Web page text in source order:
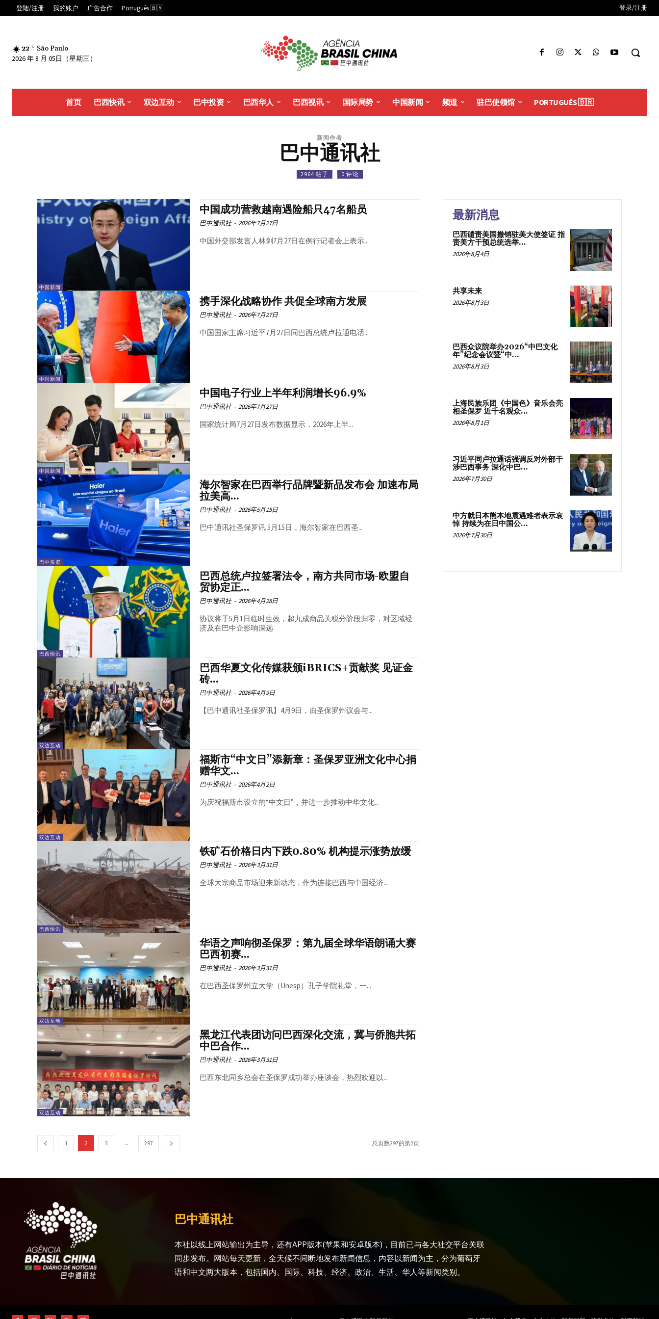
登陆/注册 我的账户 广告合作 Português 🇧🇷 登录/注册
22 C São Paulo
2026 年 8 月 05日（星期三）
首页 巴西快讯 双边互动 巴中投资 巴西华人 巴西视讯 国际局势 中国新闻 频道 驻巴使领馆 PORTUGUÊS 🇧🇷
新闻作者
巴中通讯社
2964 帖子 0 评论
中国新闻
中国成功营救越南遇险船只47名船员
巴中通讯社 - 2026年7月27日
中国外交部发言人林剑7月27日在例行记者会上表示...
中国新闻
携手深化战略协作 共促全球南方发展
巴中通讯社 - 2026年7月27日
中国国家主席习近平7月27日同巴西总统卢拉通电话...
中国新闻
中国电子行业上半年利润增长96.9%
巴中通讯社 - 2026年7月27日
国家统计局7月27日发布数据显示，2026年上半...
巴中投资
海尔智家在巴西举行品牌暨新品发布会 加速布局
拉美高...
巴中通讯社 - 2026年5月15日
巴中通讯社圣保罗讯 5月15日，海尔智家在巴西圣...
巴西快讯
巴西总统卢拉签署法令，南方共同市场-欧盟自
贸协定正...
巴中通讯社 - 2026年4月28日
协议将于5月1日临时生效，超九成商品关税分阶段归零，对区域经
济及在巴中企影响深远
双边互动
巴西华夏文化传媒获颁iBRICS+贡献奖 见证金
砖...
巴中通讯社 - 2026年4月9日
【巴中通讯社圣保罗讯】4月9日，由圣保罗州议会与...
双边互动
福斯市“中文日”添新章：圣保罗亚洲文化中心捐
赠华文...
巴中通讯社 - 2026年4月2日
为庆祝福斯市设立的“中文日”，并进一步推动中华文化...
巴西快讯
铁矿石价格日内下跌0.80% 机构提示涨势放缓
巴中通讯社 - 2026年3月31日
全球大宗商品市场迎来新动态，作为连接巴西与中国经济...
双边互动
华语之声响彻圣保罗：第九届全球华语朗诵大赛
巴西初赛...
巴中通讯社 - 2026年3月31日
在巴西圣保罗州立大学（Unesp）孔子学院礼堂，一...
双边互动
黑龙江代表团访问巴西深化交流，冀与侨胞共拓
中巴合作...
巴中通讯社 - 2026年3月31日
巴西东北同乡总会在圣保罗成功举办座谈会，热烈欢迎以...
1 2 3 ... 297 总页数297的第2页
最新消息
巴西谴责美国撤销驻美大使签证 指
责美方干预总统选举...
2026年8月4日
共享未来
2026年8月3日
巴西众议院举办2026“中巴文化
年”纪念会议暨“中...
2026年8月3日
上海民族乐团《中国色》音乐会亮
相圣保罗 近千名观众...
2026年8月1日
习近平同卢拉通话强调反对外部干
涉巴西事务 深化中巴...
2026年7月30日
中方就日本熊本地震遇难者表示哀
悼 持续为在日中国公...
2026年7月30日
巴中通讯社
本社以线上网站输出为主导，还有APP版本(苹果和安卓版本)，目前已与各大社交平台关联
同步发布。网站每天更新，全天候不间断地发布新闻信息，内容以新闻为主，分为葡萄牙
语和中文两大版本，包括国内、国际、科技、经济、政治、生活、华人等新闻类别。